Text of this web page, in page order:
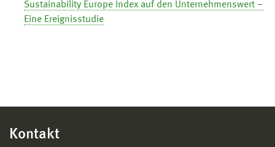
Sustainability Europe Index auf den Unternehmenswert –
Eine Ereignisstudie
Kontakt